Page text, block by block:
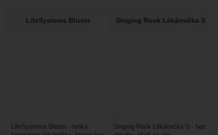
LifeSystems Blister
LifeSystems Blister - lehká
Singing Rock Lékárnička S
Singing Rock Lékárnička S - bez